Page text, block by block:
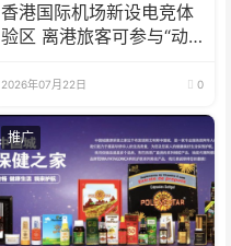
香港国际机场新设电竞体
验区 离港旅客可参与“动
2026年07月22日 0
推广